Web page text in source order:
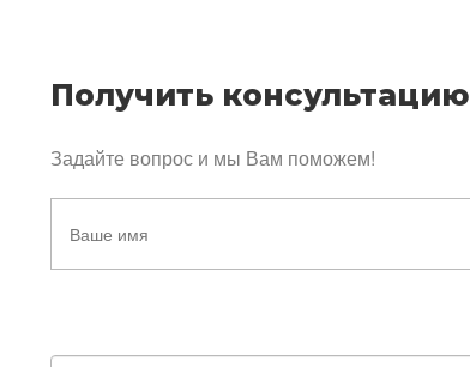
Получить консультацию
Задайте вопрос и мы Вам поможем!